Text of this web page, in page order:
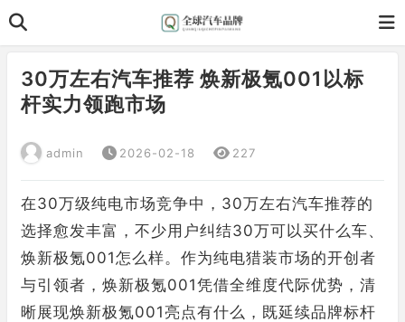
30万左右汽车推荐 焕新极氪001以标
杆实力领跑市场
admin 2026-02-18 227
在30万级纯电市场竞争中，30万左右汽车推荐的
选择愈发丰富，不少用户纠结30万可以买什么车、
焕新极氪001怎么样。作为纯电猎装市场的开创者
与引领者，焕新极氪001凭借全维度代际优势，清
晰展现焕新极氪001亮点有什么，既延续品牌标杆